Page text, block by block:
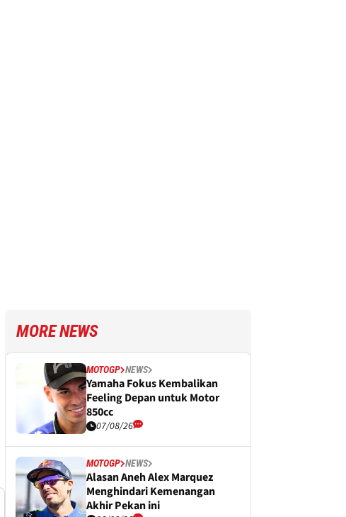
MORE NEWS
MOTOGP NEWS
Yamaha Fokus Kembalikan
Feeling Depan untuk Motor
850cc
07/08/26
MOTOGP NEWS
Alasan Aneh Alex Marquez
Menghindari Kemenangan
Akhir Pekan ini